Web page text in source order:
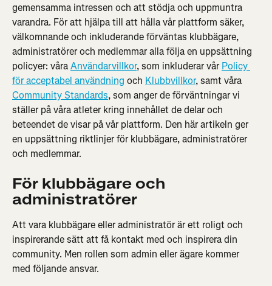
gemensamma intressen och att stödja och uppmuntra
varandra. För att hjälpa till att hålla vår plattform säker,
välkomnande och inkluderande förväntas klubbägare,
administratörer och medlemmar alla följa en uppsättning
policyer: våra Användarvillkor, som inkluderar vår Policy
för acceptabel användning och Klubbvillkor, samt våra
Community Standards, som anger de förväntningar vi
ställer på våra atleter kring innehållet de delar och
beteendet de visar på vår plattform. Den här artikeln ger
en uppsättning riktlinjer för klubbägare, administratörer
och medlemmar.
För klubbägare och
administratörer
Att vara klubbägare eller administratör är ett roligt och
inspirerande sätt att få kontakt med och inspirera din
community. Men rollen som admin eller ägare kommer
med följande ansvar.